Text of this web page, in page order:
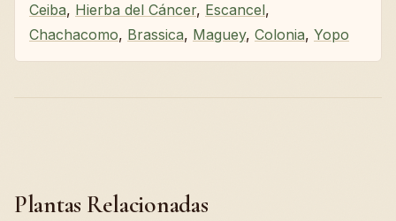
Ceiba, Hierba del Cáncer, Escancel,
Chachacomo, Brassica, Maguey, Colonia, Yopo
Plantas Relacionadas